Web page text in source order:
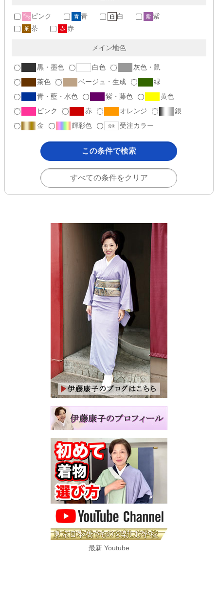
ピンク 青 白
紫
茶
赤
メイン地色
黒・墨色 白色
灰色・鼠
茶色
ベージュ・生成
緑
青・藍・水色
紫・藤色
黄色
ピンク
赤 オレンジ
銀
金
輝彩色 受注カラー
最新 Youtube